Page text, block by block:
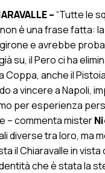
–“Tutte le
è una frase fatta: la
e avrebbe
su, il Pero ci ha
Coppa, anche il
a vincere a Napoli,
per esperienza
– commenta mister
diverse tra loro, ma
il Chiaravalle in vista
che è stata la